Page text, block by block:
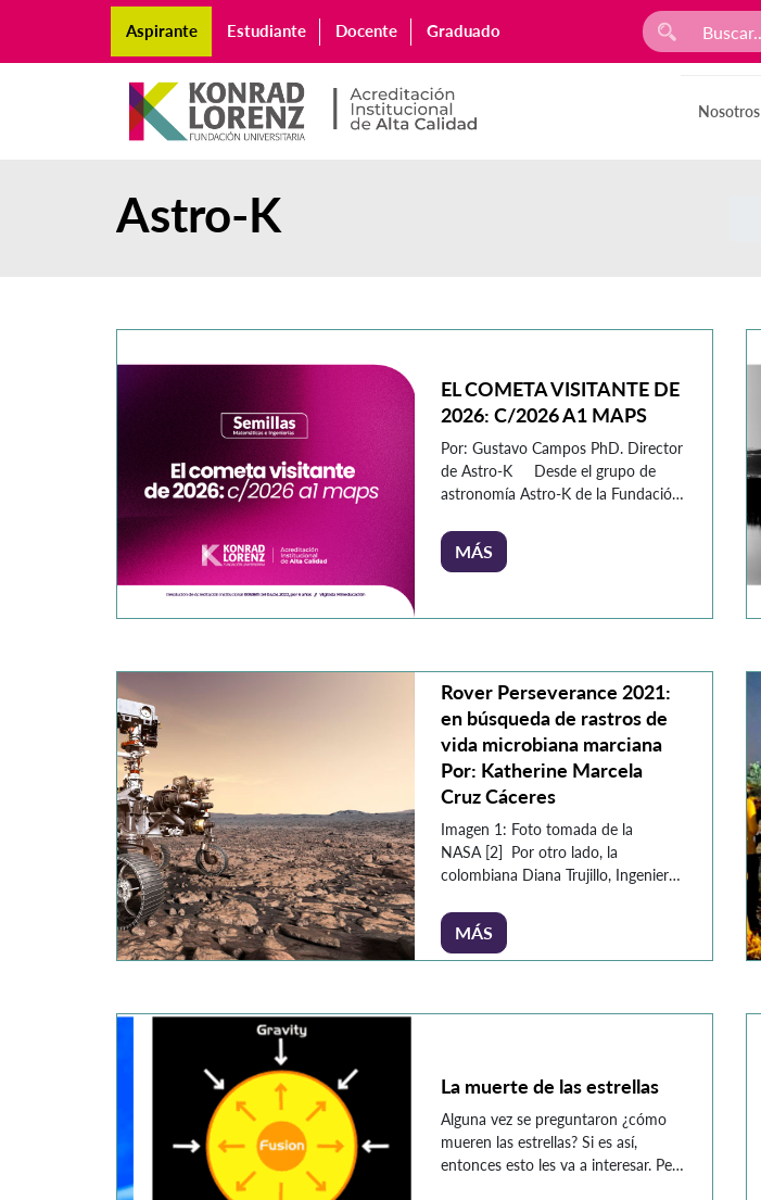
Aspirante Estudiante Docente Graduado
Nosotros
Astro-K
EL COMETA VISITANTE DE
2026: C/2026 A1 MAPS
Por: Gustavo Campos PhD. Director
de Astro-K Desde el grupo de
astronomía Astro-K de la Fundación
presentamos un análisis detallado
sobre el cometa C/2026 A1 MAPS.
debido a su trayectoria […]
MÁS
Rover Perseverance 2021:
en búsqueda de rastros de
vida microbiana marciana
Por: Katherine Marcela
Cruz Cáceres
Imagen 1: Foto tomada de la
NASA [2] Por otro lado, la
colombiana Diana Trujillo, Ingeniera
de las 15 personas responsables en
el desarrollo de los instrumentos
claves del vehículo, como los brazos
de la tierra marciana. Llegó a la
MÁS
La muerte de las estrellas
Alguna vez se preguntaron ¿cómo
mueren las estrellas? Si es así,
entonces esto les va a interesar. Pero